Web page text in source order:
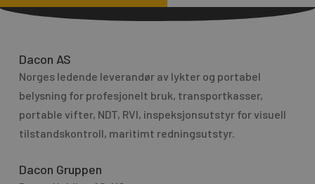
M
s
a
g
e
t
r
n
i
v
:
Dacon AS
Norges ledende leverandør av lykter og portabel
belysning for profesjo­nelt bruk, transport­kasser,
portable vifter, NDT, RVI, inspeksjonsutstyr for visuell
tilstandskontroll, maritimt redningsutstyr.
Dacon Gruppen